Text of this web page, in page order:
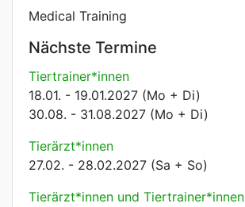
Medical Training
Nächste Termine
Tiertrainer*innen
18.01. - 19.01.2027 (Mo + Di)
30.08. - 31.08.2027 (Mo + Di)
Tierärzt*innen
27.02. - 28.02.2027 (Sa + So)
Tierärzt*innen und Tiertrainer*innen